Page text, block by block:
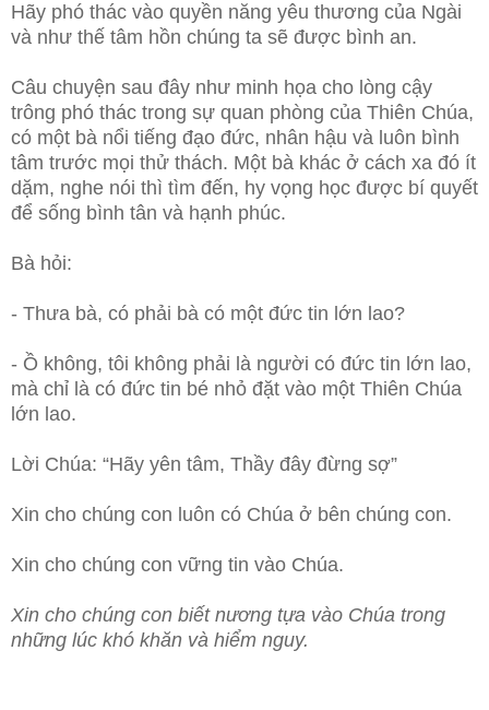
Hãy phó thác vào quyền năng yêu thương của Ngài
và như thế tâm hồn chúng ta sẽ được bình an.
Câu chuyện sau đây như minh họa cho lòng cậy
trông phó thác trong sự quan phòng của Thiên Chúa,
có một bà nổi tiếng đạo đức, nhân hậu và luôn bình
tâm trước mọi thử thách. Một bà khác ở cách xa đó ít
dặm, nghe nói thì tìm đến, hy vọng học được bí quyết
để sống bình tân và hạnh phúc.
Bà hỏi:
- Thưa bà, có phải bà có một đức tin lớn lao?
- Ồ không, tôi không phải là người có đức tin lớn lao,
mà chỉ là có đức tin bé nhỏ đặt vào một Thiên Chúa
lớn lao.
Lời Chúa: “Hãy yên tâm, Thầy đây đừng sợ”
Xin cho chúng con luôn có Chúa ở bên chúng con.
Xin cho chúng con vững tin vào Chúa.
Xin cho chúng con biết nương tựa vào Chúa trong
những lúc khó khăn và hiểm nguy.